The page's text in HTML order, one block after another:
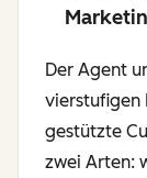
Der Agent
vierstufigen
gestützte
zwei Arten: